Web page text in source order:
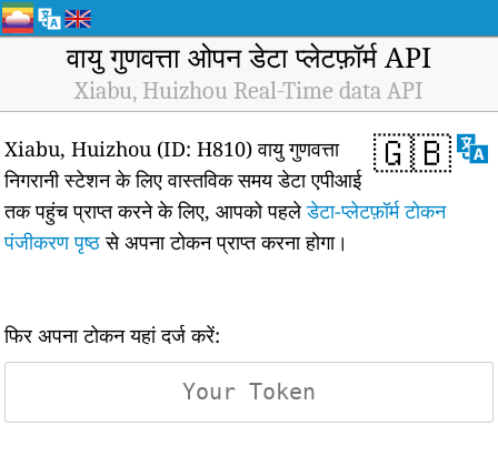
वायु गुणवत्ता ओपन डेटा प्लेटफ़ॉर्म API
Xiabu, Huizhou Real-Time data API
🇬🇧
Xiabu, Huizhou (ID: H810) वायु गुणवत्ता
निगरानी स्टेशन के लिए वास्तविक समय डेटा एपीआई
तक पहुंच प्राप्त करने के लिए, आपको पहलेडेटा-प्लेटफ़ॉर्म टोकन
पंजीकरण पृष्ठसे अपना टोकन प्राप्त करना होगा।
फिर अपना टोकन यहां दर्ज करें: